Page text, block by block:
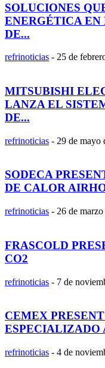
SOLUCIONES
ENERGÉTICA EN
DE...
refrinoticias - 25 de
MITSUBISHI
LANZA EL
DE...
refrinoticias - 29 de mayo
SODECA
DE CALOR
refrinoticias - 26 de
FRASCOLD
CO2
refrinoticias - 7 de
CEMEX
ESPECIALIZADO
refrinoticias - 4 de